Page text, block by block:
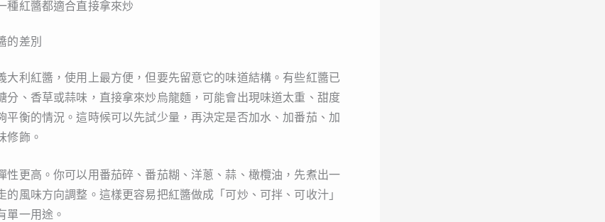
種紅醬都適合直接拿來炒
的差別
大利紅醬，使用上最方便，但要先留意它的味道結構。有些紅醬已
分、香草或蒜味，直接拿來炒烏龍麵，可能會出現味道太重、甜度
平衡的情況。這時候可以先試少量，再決定是否加水、加番茄、加
修飾。
性更高。你可以用番茄碎、番茄糊、洋蔥、蒜、橄欖油，先煮出一
的風味方向調整。這樣更容易把紅醬做成「可炒、可拌、可收汁」
單一用途。